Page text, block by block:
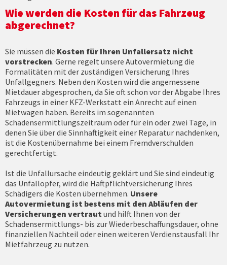
Wie werden die Kosten für das Fahrzeug
abgerechnet?
Sie müssen die Kosten für Ihren Unfallersatz nicht
vorstrecken. Gerne regelt unsere Autovermietung die
Formalitäten mit der zuständigen Versicherung Ihres
Unfallgegners. Neben den Kosten wird die angemessene
Mietdauer abgesprochen, da Sie oft schon vor der Abgabe Ihres
Fahrzeugs in einer KFZ-Werkstatt ein Anrecht auf einen
Mietwagen haben. Bereits im sogenannten
Schadensermittlungszeitraum oder für ein oder zwei Tage, in
denen Sie über die Sinnhaftigkeit einer Reparatur nachdenken,
ist die Kostenübernahme bei einem Fremdverschulden
gerechtfertigt.
Ist die Unfallursache eindeutig geklärt und Sie sind eindeutig
das Unfallopfer, wird die Haftpflichtversicherung Ihres
Schädigers die Kosten übernehmen. Unsere
Autovermietung ist bestens mit den Abläufen der
Versicherungen vertraut und hilft Ihnen von der
Schadensermittlungs- bis zur Wiederbeschaffungsdauer, ohne
finanziellen Nachteil oder einen weiteren Verdienstausfall Ihr
Mietfahrzeug zu nutzen.